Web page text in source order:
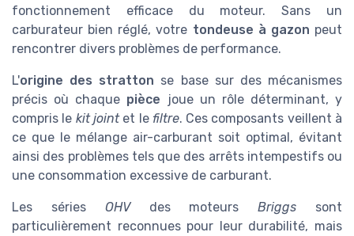
fonctionnement efficace du moteur. Sans un
carburateur bien réglé, votre tondeuse à gazon peut
rencontrer divers problèmes de performance.
L'origine des stratton se base sur des mécanismes
précis où chaque pièce joue un rôle déterminant, y
compris le kit jointet le filtre. Ces composants veillent à
ce que le mélange air-carburant soit optimal, évitant
ainsi des problèmes tels que des arrêts intempestifs ou
une consommation excessive de carburant.
Les séries OHVdes moteursBriggs sont
particulièrement reconnues pour leur durabilité, mais